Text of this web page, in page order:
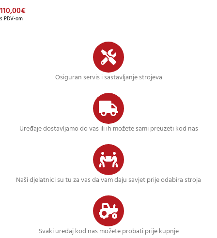
110,00€
s PDV-om
Osiguran servis i sastavljanje strojeva
Uređaje dostavljamo do vas ili ih možete sami preuzeti kod nas
Naši djelatnici su tu za vas da vam daju savjet prije odabira stroja
Svaki uređaj kod nas možete probati prije kupnje